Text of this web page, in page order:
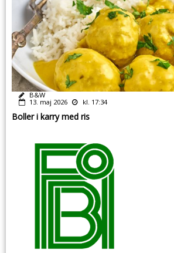
B&W
13. maj 2026
kl. 17:34
Boller i karry med ris